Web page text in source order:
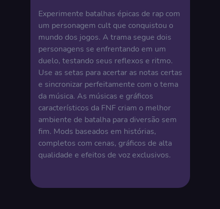
Experimente batalhas épicas de rap com
um personagem cult que conquistou o
mundo dos jogos. A trama segue dois
personagens se enfrentando em um
duelo, testando seus reflexos e ritmo.
Use as setas para acertar as notas certas
e sincronizar perfeitamente com o tema
da música. As músicas e gráficos
característicos da FNF criam o melhor
ambiente de batalha para diversão sem
fim. Mods baseados em histórias,
completos com cenas, gráficos de alta
qualidade e efeitos de voz exclusivos.